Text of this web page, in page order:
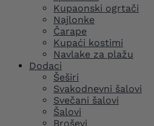
Kupaonski ogrtači
Najlonke
Čarape
Kupaći kostimi
Navlake za plažu
Dodaci
Šeširi
Svakodnevni šalovi
Svečani šalovi
Šalovi
Broševi